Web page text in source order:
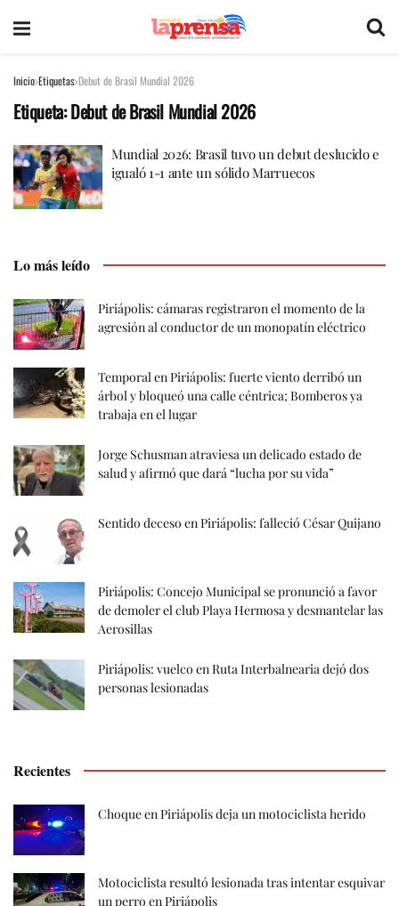
Inicio Etiquetas Debut de Brasil Mundial 2026
Etiqueta:Debut de Brasil Mundial 2026
Mundial 2026: Brasil tuvo un debut deslucido e
igualó 1-1 ante un sólido Marruecos
Lo más leído
Piriápolis: cámaras registraron el momento de la
agresión al conductor de un monopatín eléctrico
Temporal en Piriápolis: fuerte viento derribó un
árbol y bloqueó una calle céntrica; Bomberos ya
trabaja en el lugar
Jorge Schusman atraviesa un delicado estado de
salud y afirmó que dará “lucha por su vida”
Sentido deceso en Piriápolis: falleció César Quijano
Piriápolis: Concejo Municipal se pronunció a favor
de demoler el club Playa Hermosa y desmantelar las
Aerosillas
Piriápolis: vuelco en Ruta Interbalnearia dejó dos
personas lesionadas
Recientes
Choque en Piriápolis deja un motociclista herido
Motociclista resultó lesionada tras intentar esquivar
un perro en Piriápolis